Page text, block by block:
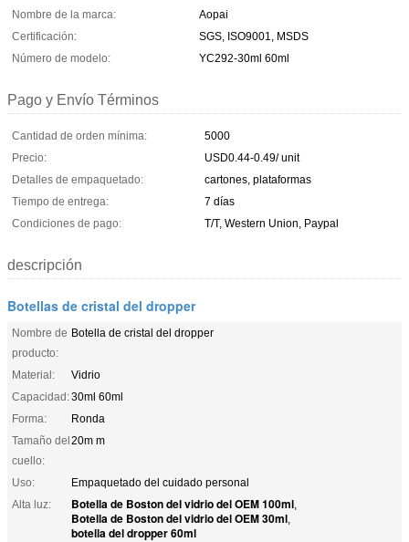
Nombre de la marca:
Aopai
Certificación:
SGS, ISO9001, MSDS
Número de modelo:
YC292-30ml 60ml
Pago y Envío Términos
Cantidad de orden mínima:
5000
Precio:
USD0.44-0.49/ unit
Detalles de empaquetado:
cartones, plataformas
Tiempo de entrega:
7 días
Condiciones de pago:
T/T, Western Union, Paypal
descripción
Botellas de cristal del dropper
Nombre de
producto:
Botella de cristal del dropper
Material:
Vidrio
Capacidad:30ml 60ml
Forma:
Ronda
Tamaño del
cuello:
20m m
Uso:
Empaquetado del cuidado personal
Alta luz:
Botella de Boston del vidrio del OEM 100ml,
Botella de Boston del vidrio del OEM 30ml,
botella del dropper 60ml